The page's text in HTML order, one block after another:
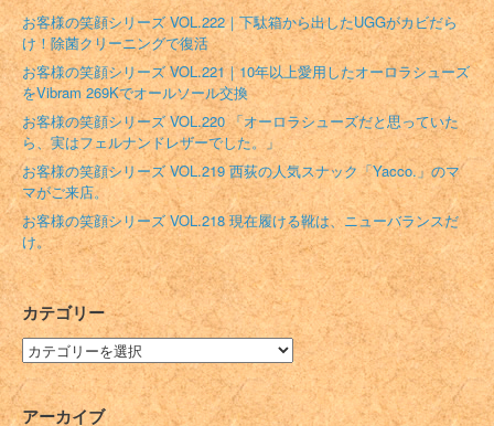
お客様の笑顔シリーズ VOL.222｜下駄箱から出したUGGがカビだら
け！除菌クリーニングで復活
お客様の笑顔シリーズ VOL.221｜10年以上愛用したオーロラシューズ
をVibram 269Kでオールソール交換
お客様の笑顔シリーズ VOL.220 「オーロラシューズだと思っていた
ら、実はフェルナンドレザーでした。」
お客様の笑顔シリーズ VOL.219 西荻の人気スナック「Yacco.」のマ
マがご来店。
お客様の笑顔シリーズ VOL.218 現在履ける靴は、ニューバランスだ
け。
カテゴリー
カ
テ
ゴ
リ
アーカイブ